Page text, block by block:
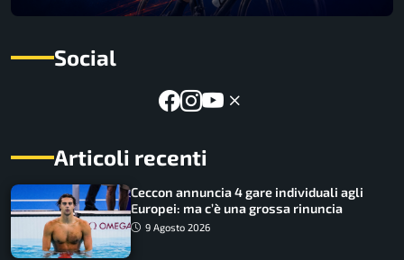
Social
Articoli recenti
Ceccon annuncia 4 gare individuali agli
Europei: ma c’è una grossa rinuncia
9 Agosto 2026